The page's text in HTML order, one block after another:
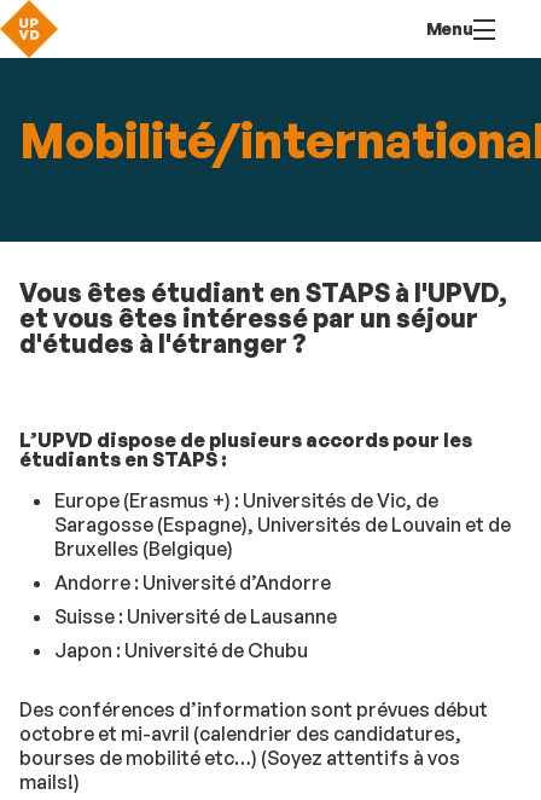
contenu
Menu
Mobilité/
Vous êtes étudiant en STAPS à l'UPVD,
et vous êtes intéressé par un séjour
d'études à l'étranger ?
L’UPVD dispose de plusieurs accords pour les
étudiants en STAPS :
Europe (Erasmus +) : Universités de Vic, de
Saragosse (Espagne), Universités de Louvain et de
Bruxelles (Belgique)
Andorre : Université d’Andorre
Suisse : Université de Lausanne
Japon : Université de Chubu
Des conférences d’information sont prévues début
octobre et mi-avril (calendrier des candidatures,
bourses de mobilité etc…) (Soyez attentifs à vos
mails!)